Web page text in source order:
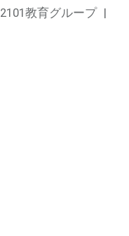
2101教育グループ |